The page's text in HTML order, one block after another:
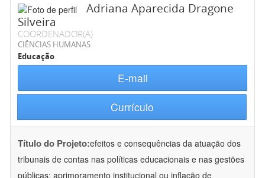
Adriana Aparecida Dragone
Silveira
COORDENADOR(A)
CIÊNCIAS HUMANAS
Educação
E-mail
Currículo
Título do Projeto:efeitos e consequências da atuação dos
tribunais de contas nas políticas educacionais e nas gestões
públicas: aprimoramento institucional ou inflação de